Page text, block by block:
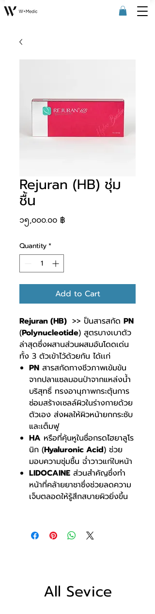
Rejuran (HB) ชุ่ม
ชื้น
၁၅,၀၀၀.၀၀ ฿Price
Quantity*
Add to Cart
Rejuran (HB) >> ป็นสารสกัด PN
(Polynucleotide) สูตรบางเบาตัว
ล่าสุดซึ่งผสานส่วนผสมอันโดดเด่น
ทั้ง 3 ตัวเข้าไว้ด้วยกัน ได้เเก่
PN สารสกัดทางชีวภาพเข้มข้น
จากปลาแซลมอนป่าจากแหล่งน้ำ
บริสุทธิ์ ทรงอานุภาพกระตุ้นการ
ซ่อมสร้างเซลล์ผิวในร่างกายด้วย
ตัวเอง ส่งผลให้ผิวหน้ายกกระชับ
และเต็มฟู
HA หรือที่คุ้นหูในชื่อกรดไฮยาลูโร
นิก (Hyaluronic Acid) ช่วย
มอบความชุ่มชื้น ฉ่ำวาวแก่ใบหน้า
LIDOCAINE ส่วนสำคัญซึ่งทำ
หน้าที่คล้ายยาชาซึ่งช่วยลดความ
เจ็บตลอดให้รู้สึกสบายผิวยิ่งขึ้น
All Sevice